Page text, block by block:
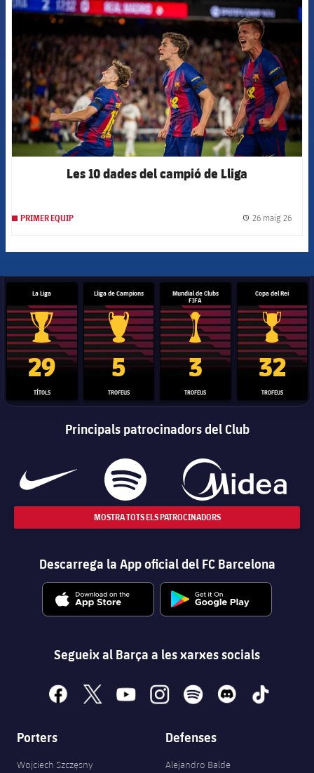
Les 10 dades del campió de Lliga
PRIMER EQUIP 26 maig 26
La Liga
Trofeu de la Liga
29
TÍTOLS
Lliga de Campions
Trofeu de la Lliga de Campions
5
TROFEUS
Mundial de Clubs
FIFA
Trofeu del Mundial de Clubs
3
TROFEUS
Copa del Rei
Copa del
32
TROFEUS
Principals patrocinadors del Club
MOSTRA TOTS ELS PATROCINADORS
Descarrega la App oficial del FC Barcelona
Segueix al Barça a les xarxes socials
facebook
x youtubeinstagramspotify discord tiktok
Porters
Wojciech Szczęsny
Defenses
Alejandro Balde